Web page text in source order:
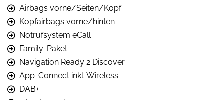
Airbags vorne/Seiten/Kopf
Kopfairbags vorne/hinten
Notrufsystem eCall
Family-Paket
Navigation Ready 2 Discover
App-Connect inkl. Wireless
DAB+